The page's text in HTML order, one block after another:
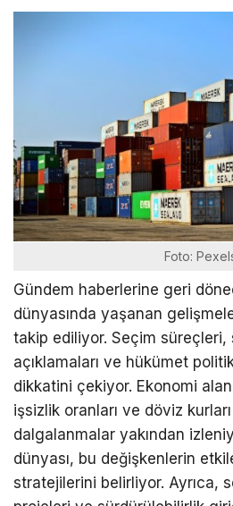
Foto:
Gündem haberlerine geri
dünyasında yaşanan
takip ediliyor. Seçim süreçleri,
açıklamaları ve hükümet
dikkatini çekiyor. Ekonomi
işsizlik oranları ve döviz
dalgalanmalar yakından
dünyası, bu değişkenlerin
stratejilerini belirliyor. Ayrıca,